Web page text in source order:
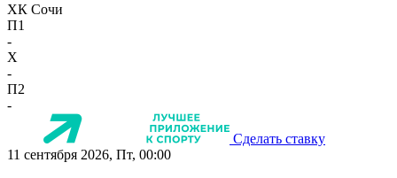
ХК Сочи
П1
-
X
-
П2
-
Сделать ставку
11 сентября 2026, Пт, 00:00